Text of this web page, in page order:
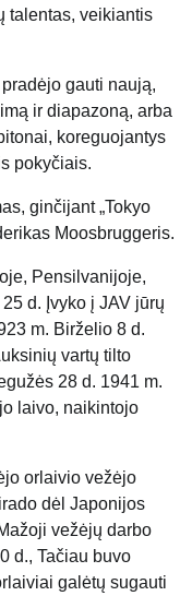
talentas, veikiantis
gauti naują,
ir diapazoną, arba
koreguojantys
pokyčiais.
ginčijant „Tokyo
Moosbruggeris.
Pensilvanijoje,
d. Įvyko į JAV jūrų
m. Birželio 8 d.
vartų tilto
28 d. 1941 m.
laivo, naikintojo
orlaivio vežėjo
dėl Japonijos
vežėjų darbo
d., Tačiau buvo
galėtų sugauti